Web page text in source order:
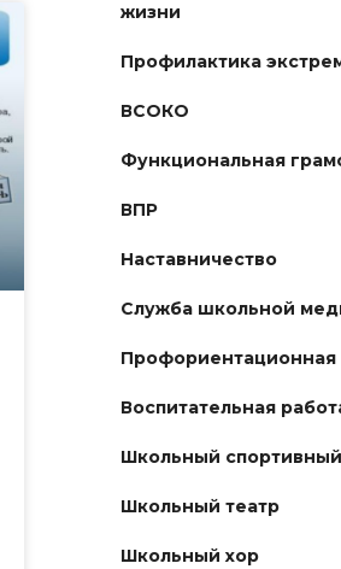
жизни
Профилактика
ВСОКО
Функциональная
ВПР
Наставничество
Служба школьной
Профориентационная
Воспитательная
Школьный
Школьный театр
Школьный хор